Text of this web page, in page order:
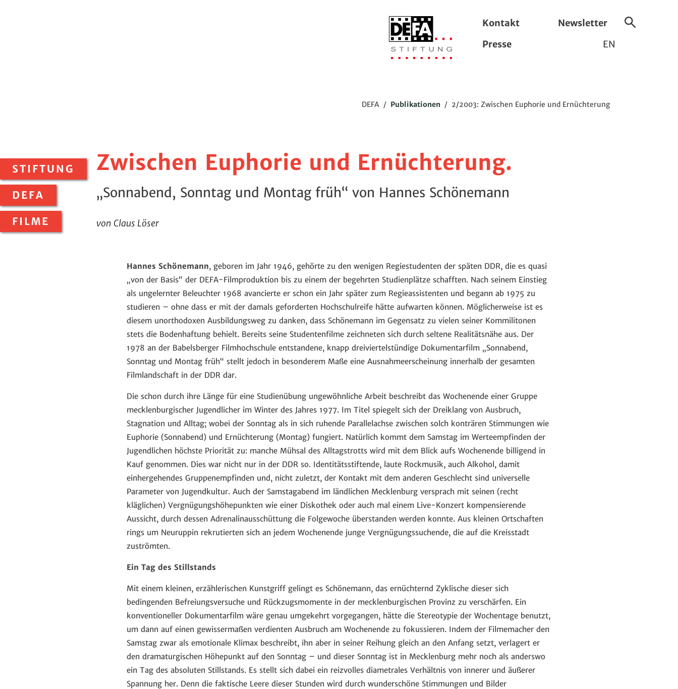
STIFTUNG
DEFA
FILME
Kontakt
Newsletter
Presse
EN
DEFA / Publikationen / 2/2003: Zwischen Euphorie und Ernüchterung
Zwischen Euphorie und Ernüchterung.
„Sonnabend, Sonntag und Montag früh“ von Hannes Schönemann
von Claus Löser
Hannes Schönemann, geboren im Jahr 1946, gehörte zu den wenigen Regiestudenten der späten DDR, die es quasi
„von der Basis“ der DEFA-Filmproduktion bis zu einem der begehrten Studienplätze schafften. Nach seinem Einstieg
als ungelernter Beleuchter 1968 avancierte er schon ein Jahr später zum Regieassistenten und begann ab 1975 zu
studieren – ohne dass er mit der damals geforderten Hochschulreife hätte aufwarten können. Möglicherweise ist es
diesem unorthodoxen Ausbildungsweg zu danken, dass Schönemann im Gegensatz zu vielen seiner Kommilitonen
stets die Bodenhaftung behielt. Bereits seine Studentenfilme zeichneten sich durch seltene Realitätsnähe aus. Der
1978 an der Babelsberger Filmhochschule entstandene, knapp dreiviertelstündige Dokumentarfilm „Sonnabend,
Sonntag und Montag früh“ stellt jedoch in besonderem Maße eine Ausnahmeerscheinung innerhalb der gesamten
Filmlandschaft in der DDR dar.
Die schon durch ihre Länge für eine Studienübung ungewöhnliche Arbeit beschreibt das Wochenende einer Gruppe
mecklenburgischer Jugendlicher im Winter des Jahres 1977. Im Titel spiegelt sich der Dreiklang von Ausbruch,
Stagnation und Alltag; wobei der Sonntag als in sich ruhende Parallelachse zwischen solch konträren Stimmungen wie
Euphorie (Sonnabend) und Ernüchterung (Montag) fungiert. Natürlich kommt dem Samstag im Werteempfinden der
Jugendlichen höchste Priorität zu: manche Mühsal des Alltagstrotts wird mit dem Blick aufs Wochenende billigend in
Kauf genommen. Dies war nicht nur in der DDR so. Identitätsstiftende, laute Rockmusik, auch Alkohol, damit
einhergehendes Gruppenempfinden und, nicht zuletzt, der Kontakt mit dem anderen Geschlecht sind universelle
Parameter von Jugendkultur. Auch der Samstagabend im ländlichen Mecklenburg versprach mit seinen (recht
kläglichen) Vergnügungshöhepunkten wie einer Diskothek oder auch mal einem Live-Konzert kompensierende
Aussicht, durch dessen Adrenalinausschüttung die Folgewoche überstanden werden konnte. Aus kleinen Ortschaften
rings um Neuruppin rekrutierten sich an jedem Wochenende junge Vergnügungssuchende, die auf die Kreisstadt
zuströmten.
Ein Tag des Stillstands
Mit einem kleinen, erzählerischen Kunstgriff gelingt es Schönemann, das ernüchternd Zyklische dieser sich
bedingenden Befreiungsversuche und Rückzugsmomente in der mecklenburgischen Provinz zu verschärfen. Ein
konventioneller Dokumentarfilm wäre genau umgekehrt vorgegangen, hätte die Stereotypie der Wochentage benutzt,
um dann auf einen gewissermaßen verdienten Ausbruch am Wochenende zu fokussieren. Indem der Filmemacher den
Samstag zwar als emotionale Klimax beschreibt, ihn aber in seiner Reihung gleich an den Anfang setzt, verlagert er
den dramaturgischen Höhepunkt auf den Sonntag – und dieser Sonntag ist in Mecklenburg mehr noch als anderswo
ein Tag des absoluten Stillstands. Es stellt sich dabei ein reizvolles diametrales Verhältnis von innerer und äußerer
Spannung her. Denn die faktische Leere dieser Stunden wird durch wunderschöne Stimmungen und Bilder